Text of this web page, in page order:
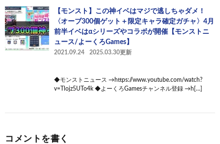
【モンスト】この神イベはマジで逃しちゃダメ！
〈オーブ300個ゲット＋限定キャラ確定ガチャ〉4月
前半イベはαシリーズやコラボが開催【モンストニ
ュース/よーくろGames】
2021.09.24 2025.03.30更新
◆モンストニュース →https://www.youtube.com/watch?
v=Tlojz5UTo4k ◆よーくろGamesチャンネル登録 →h[…]
コメントを書く